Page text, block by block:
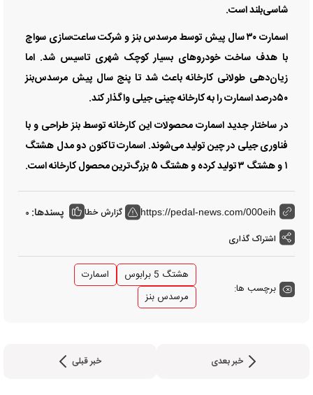
شاسی‌‌‌بلند است.
اسمارت ۳۰ سال پیش توسط مرسدس بنز و شرکت ساعت‌‌‌سازی سواچ
با هدف ساخت خودرو‌‌‌های بسیار کوچک شهری تاسیس شد. اما
زیان‌‌‌دهی طولانی کارخانه باعث شد تا پنج سال پیش مرسدس‌بنز
۵۰‌درصد اسمارت را به کارخانه چینی جیلی واگذار کند.
در ساختار جدید اسمارت محصولات این کارخانه توسط بنز طراحی و با
فناوری جیلی در چین تولید می‌‌‌شوند. اسمارت تاکنون دو مدل هشتگ
۱ و هشتگ ۳ تولید کرده و هشتگ ۵ بزرگ‌ترین محصول کارخانه است.
https://pedal-news.com/000eih گزارش خطا پسندها: 0
اشتراک گذاری
برچسب ها:
هشتگ 5 برابوس
اسمارت
مرسدس بنز
خبر بعدی خبر قبلی